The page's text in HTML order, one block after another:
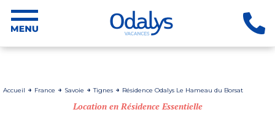
Accueil France Savoie Tignes Résidence Odalys Le Hameau du Borsat
Location en Résidence Essentielle